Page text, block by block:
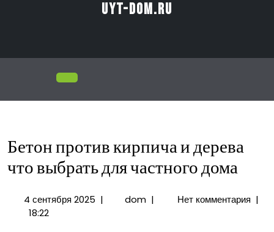
uyt-dom.ru
Бетон против кирпича и дерева
что выбрать для частного дома
4 сентября 20254 | domБетон
| Нет комментария |
18:22